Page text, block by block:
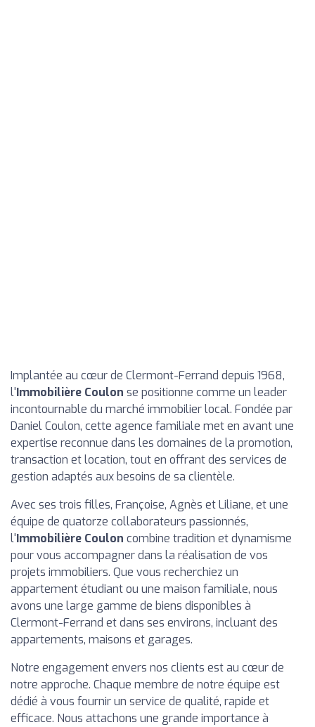
Implantée au cœur de Clermont-Ferrand depuis 1968,
l'Immobilière Coulon se positionne comme un leader
incontournable du marché immobilier local. Fondée par
Daniel Coulon, cette agence familiale met en avant une
expertise reconnue dans les domaines de la promotion,
transaction et location, tout en offrant des services de
gestion adaptés aux besoins de sa clientèle.
Avec ses trois filles, Françoise, Agnès et Liliane, et une
équipe de quatorze collaborateurs passionnés,
l'Immobilière Coulon combine tradition et dynamisme
pour vous accompagner dans la réalisation de vos
projets immobiliers. Que vous recherchiez un
appartement étudiant ou une maison familiale, nous
avons une large gamme de biens disponibles à
Clermont-Ferrand et dans ses environs, incluant des
appartements, maisons et garages.
Notre engagement envers nos clients est au cœur de
notre approche. Chaque membre de notre équipe est
dédié à vous fournir un service de qualité, rapide et
efficace. Nous attachons une grande importance à